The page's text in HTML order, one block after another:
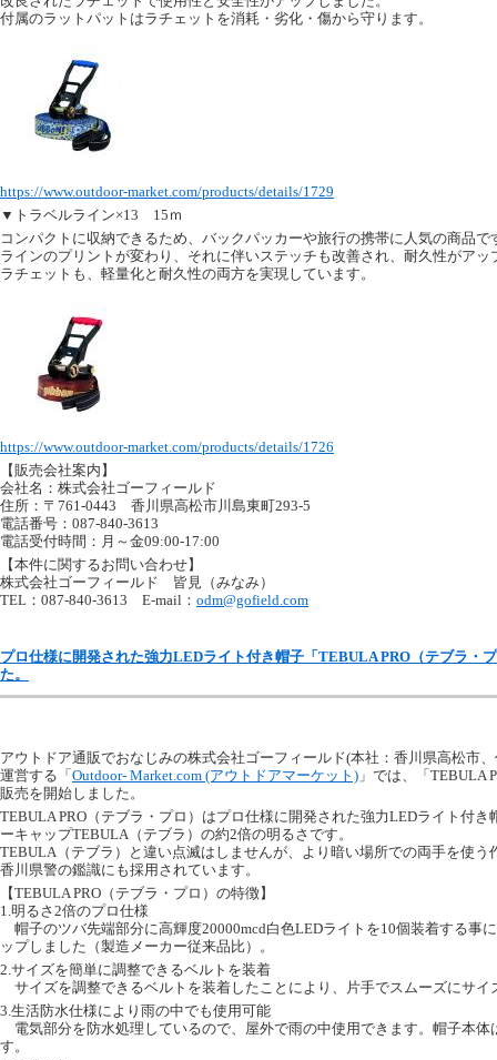
付属のラットパットはラチェットを消耗・劣化・傷から守ります。
https://www.outdoor-market.com/products/details/1729
▼トラベルライン×13 15ｍ
コンパクトに収納できるため、バックパッカーや旅行の携帯に人気の商品で
ラインのプリントが変わり、それに伴いステッチも改善され、耐久性がアッ
ラチェットも、軽量化と耐久性の両方を実現しています。
https://www.outdoor-market.com/products/details/1726
【販売会社案内】
会社名：株式会社ゴーフィールド
住所：〒761-0443 香川県高松市川島東町293-5
電話番号：087-840-3613
電話受付時間：月～金09:00-17:00
【本件に関するお問い合わせ】
株式会社ゴーフィールド 皆見（みなみ）
TEL：087-840-3613 E-mail： odm@gofield.com
プロ仕様に開発された強力LEDライト付き帽子「TEBULA PRO（テブラ・
た。
アウトドア通販でおなじみの株式会社ゴーフィールド(本社：香川県高松市
運営する「 Outdoor- Market.com (アウトドアマーケット) 」では、「TEBULA
販売を開始しました。
TEBULA PRO（テブラ・プロ）はプロ仕様に開発された強力LEDライト付
ーキャップTEBULA（テブラ）の約2倍の明るさです。
TEBULA（テブラ）と違い点滅はしませんが、より暗い場所での両手を使う
香川県警の鑑識にも採用されています。
【TEBULA PRO（テブラ・プロ）の特徴】
1.明るさ2倍のプロ仕様
帽子のツバ先端部分に高輝度20000mcd白色LEDライトを10個装着する事
ップしました（製造メーカー従来品比）。
2.サイズを簡単に調整できるベルトを装着
サイズを調整できるベルトを装着したことにより、片手でスムーズにサイ
3.生活防水仕様により雨の中でも使用可能
電気部分を防水処理しているので、屋外で雨の中使用できます。帽子本体
す。